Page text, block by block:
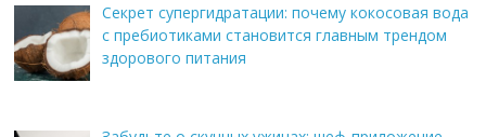
Секрет супергидратации: почему кокосовая вода
с пребиотиками становится главным трендом
здорового питания